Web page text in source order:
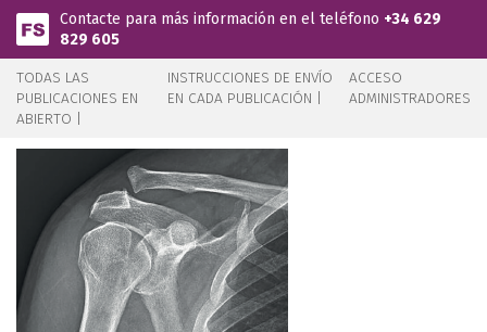
Pasar al contenido principal
Contacte para más información en el teléfono +34 629
829 605
TODAS LAS
PUBLICACIONES EN
ABIERTO |
INSTRUCCIONES DE ENVÍO
EN CADA PUBLICACIÓN |
ACCESO
ADMINISTRADORES